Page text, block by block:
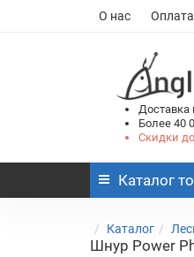
О нас Оплата
Доставка
Более 40
Скидки
Каталог
Каталог
Шнур Power